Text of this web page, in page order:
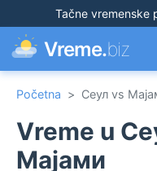
Tačne vremenske
Vreme.biz
Početna > Сеул vs
Vreme u
Мајами